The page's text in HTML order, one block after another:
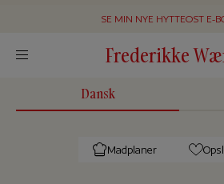
SE MIN NYE HYTTEOST E-
Frederikke
Dansk
Madplaner